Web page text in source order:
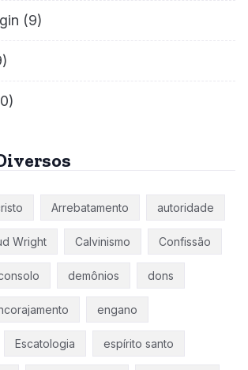
(9)
Arrebatamento autoridade
Wright Calvinismo Confissão
demônios dons
engano
Escatologia espírito santo